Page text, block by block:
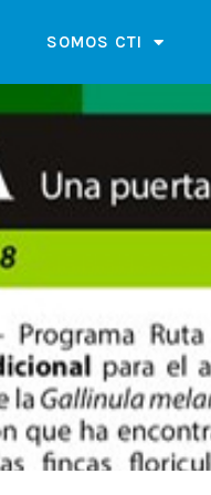
SOMOS CTI